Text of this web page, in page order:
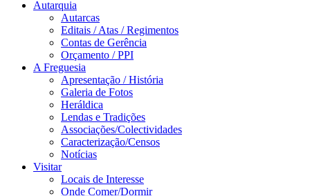
Autarquia
Autarcas
Editais / Atas / Regimentos
Contas de Gerência
Orçamento / PPI
A Freguesia
Apresentação / História
Galeria de Fotos
Heráldica
Lendas e Tradições
Associações/Colectividades
Caracterização/Censos
Notícias
Visitar
Locais de Interesse
Onde Comer/Dormir